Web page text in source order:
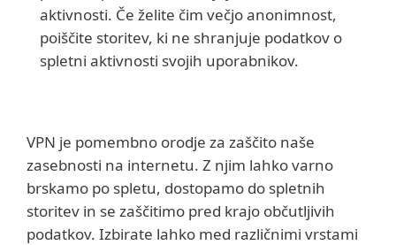
aktivnosti. Če želite čim večjo anonimnost,
poiščite storitev, ki ne shranjuje podatkov o
spletni aktivnosti svojih uporabnikov.
VPN je pomembno orodje za zaščito naše
zasebnosti na internetu. Z njim lahko varno
brskamo po spletu, dostopamo do spletnih
storitev in se zaščitimo pred krajo občutljivih
podatkov. Izbirate lahko med različnimi vrstami